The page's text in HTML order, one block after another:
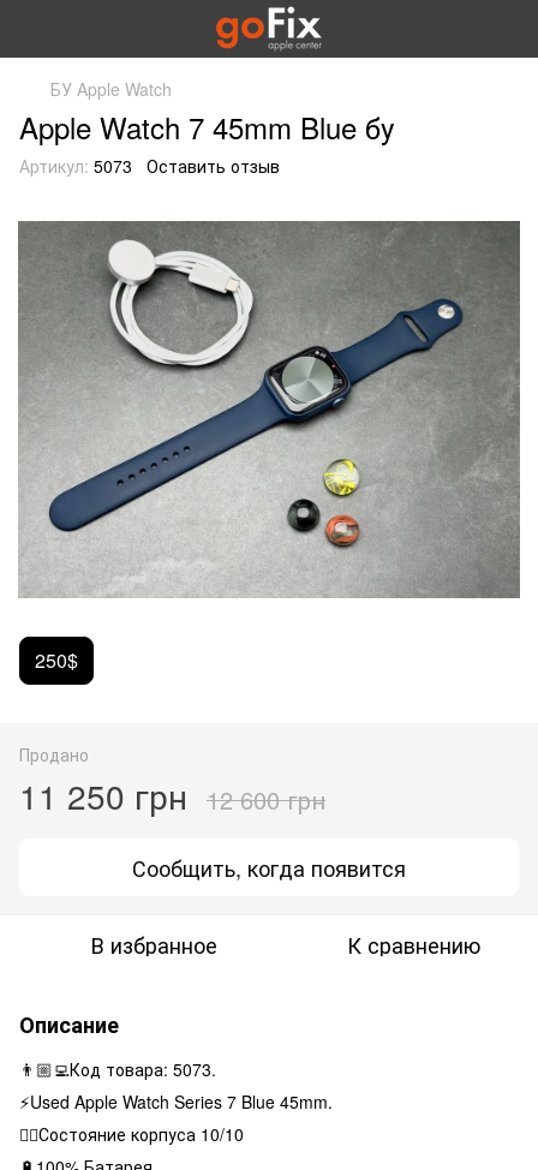
БУ Apple Watch
Apple Watch 7 45mm Blue бу
Артикул: 5073 Оставить отзыв
250$
Продано
11 250 грн 12 600 грн
Сообщить, когда появится
В избранное К сравнению
Описание
👨🏼‍💻Код товара: 5073.
⚡️Used Apple Watch Series 7 Blue 45mm.
👌🏻Состояние корпуса 10/10